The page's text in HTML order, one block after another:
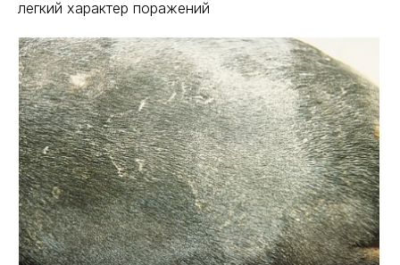
легкий характер поражений